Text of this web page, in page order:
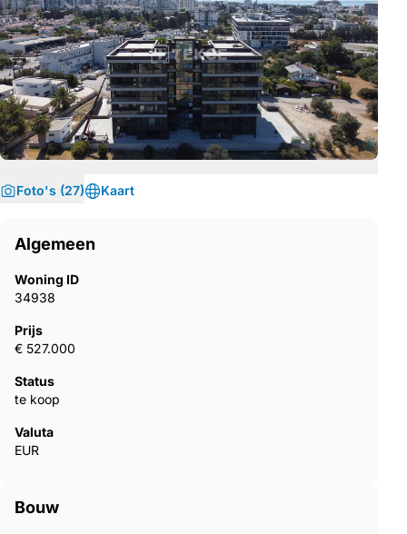
Foto's (27) Kaart
Algemeen
Woning ID
34938
Prijs
€ 527.000
Status
te koop
Valuta
EUR
Bouw